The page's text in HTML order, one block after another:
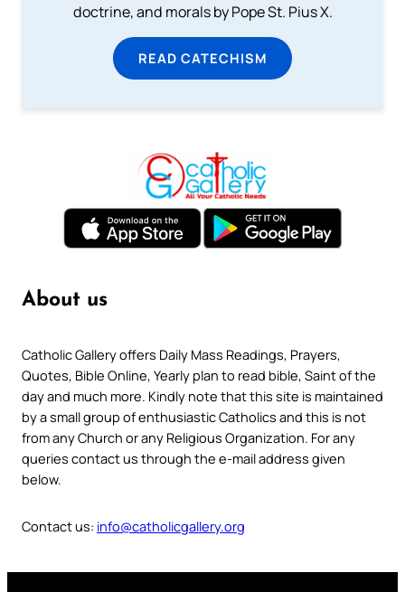
doctrine, and morals by Pope St. Pius X.
READ CATECHISM
About us
Catholic Gallery offers Daily Mass Readings, Prayers,
Quotes, Bible Online, Yearly plan to read bible, Saint of the
day and much more. Kindly note that this site is maintained
by a small group of enthusiastic Catholics and this is not
from any Church or any Religious Organization. For any
queries contact us through the e-mail address given
below.
Contact us: info@catholicgallery.org